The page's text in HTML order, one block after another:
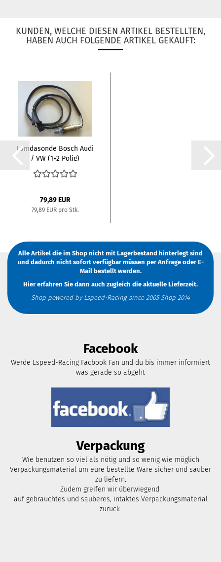
KUNDEN, WELCHE DIESEN ARTIKEL BESTELLTEN,
HABEN AUCH FOLGENDE ARTIKEL GEKAUFT:
Lamdasonde Bosch Audi
/ VW (1+2 Polig)
79,89 EUR
79,89 EUR pro Stk.
Alle Artikel die im Shop nicht mit Lagerbestand hinterlegt sind
und dadurch nicht sofort verfügbar müssen per AnfrageoderE-
Mailbestellt werden.
Hier erfahren Sie dann auch zugleich die aktuelle Lieferzeit.
Shop powered by Lspeed-Racing since 2005 Shop 2014
Facebook
Werde Lspeed-Racing Facbook Fan und du bis immer informiert
was gerade so abgeht
Verpackung
Wie benutzen so viel als nötig und so wenig wie möglich
Verpackungsmaterial um eure bestellte Ware sicher und sauber
zu liefern.
Zudem greifen wir überwiegend
auf gebrauchtes und sauberes, intaktes Verpackungsmaterial
zurück.